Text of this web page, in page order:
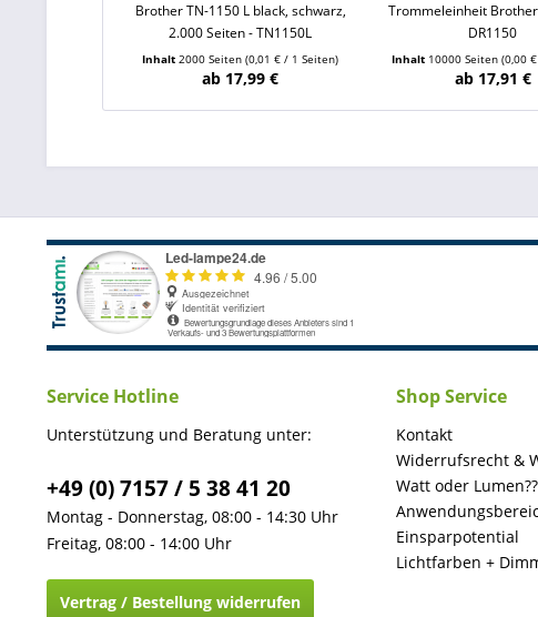
Brother TN-1150 L black, schwarz,
2.000 Seiten - TN1150L
Inhalt2000 Seiten(0,01 € / 1 Seiten)
ab 17,99 €
Trommeleinheit Brother
DR1150
Inhalt 10000 Seiten (0,00
ab 17,91 €
Service Hotline
Unterstützung und Beratung unter:
+49 (0) 7157 / 5 38 41 20
Montag - Donnerstag, 08:00 - 14:30 Uhr
Freitag, 08:00 - 14:00 Uhr
Vertrag / Bestellung widerrufen
Shop Service
Kontakt
Widerrufsrecht &
Watt oder Lumen??
Einsparpotential
Lichtfarben +